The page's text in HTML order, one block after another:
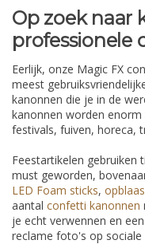
Op zoek naar
professionele
Eerlijk, onze Magic FX
meest
kanonnen die je in de
kanonnen worden
festivals, fuiven, horeca,
Feestartikelen gebruiken
must geworden,
LED Foam sticks,
aantal confetti kanonnen
je echt verwennen en
reclame foto's op sociale